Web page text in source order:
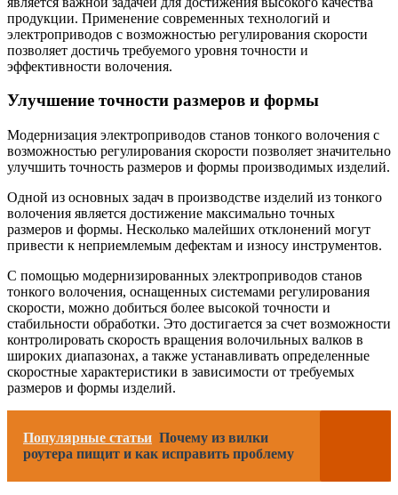
продукции. Применение современных технологий и
электроприводов с возможностью регулирования скорости
позволяет достичь требуемого уровня точности и
эффективности волочения.
Улучшение точности размеров и формы
Модернизация электроприводов станов тонкого волочения с
возможностью регулирования скорости позволяет значительно
улучшить точность размеров и формы производимых изделий.
Одной из основных задач в производстве изделий из тонкого
волочения является достижение максимально точных
размеров и формы. Несколько малейших отклонений могут
привести к неприемлемым дефектам и износу инструментов.
С помощью модернизированных электроприводов станов
тонкого волочения, оснащенных системами регулирования
скорости, можно добиться более высокой точности и
стабильности обработки. Это достигается за счет возможности
контролировать скорость вращения волочильных валков в
широких диапазонах, а также устанавливать определенные
скоростные характеристики в зависимости от требуемых
размеров и формы изделий.
Популярные статьи Почему из вилки
роутера пищит и как исправить проблему